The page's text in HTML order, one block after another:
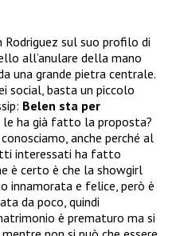
sul suo profilo di
all’anulare della mano
una grande pietra centrale.
social, basta un piccolo
Belen sta per
le ha già fatto la proposta?
anche perché al
interessati ha fatto
è certo è che la showgirl
innamorata e felice, però è
da poco, quindi
è prematuro ma si